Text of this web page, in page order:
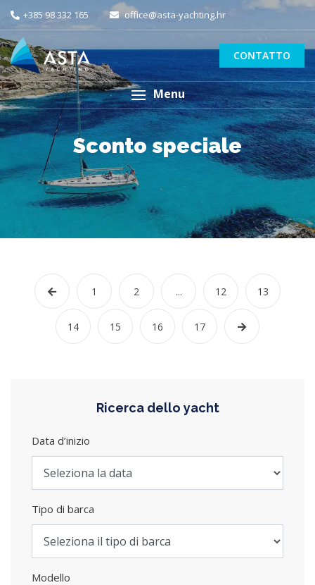
+385 98 332 165 office@asta-yachting.hr
CONTATTO
Menu
Sconto speciale
1 2 ... 12 13
14 15 16 17
Ricerca dello yacht
Data d’inizio
Tipo di barca
Modello